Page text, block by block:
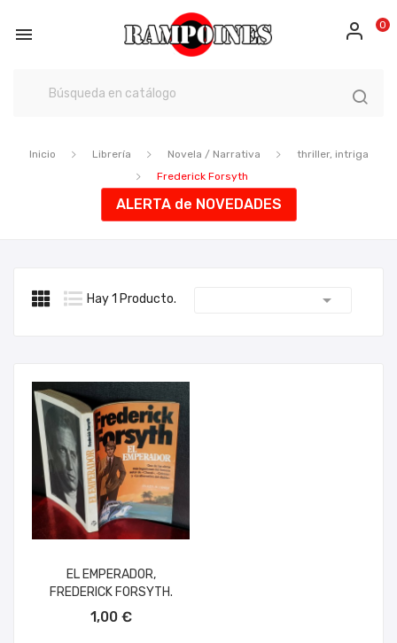
 0
Inicio Librería Novela / Narrativa
thriller, intriga
Frederick Forsyth
ALERTA de NOVEDADES
Hay 1 Producto. 
EL EMPERADOR,
FREDERICK FORSYTH.
1,00 €